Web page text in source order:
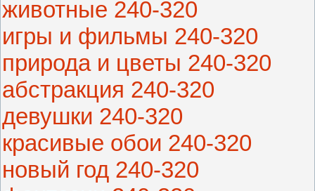
животные 240-320
игры и фильмы 240-320
природа и цветы 240-320
абстракция 240-320
девушки 240-320
красивые обои 240-320
новый год 240-320